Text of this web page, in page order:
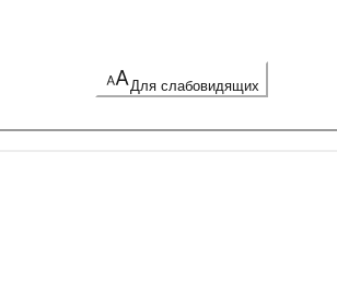
Для слабовидящих